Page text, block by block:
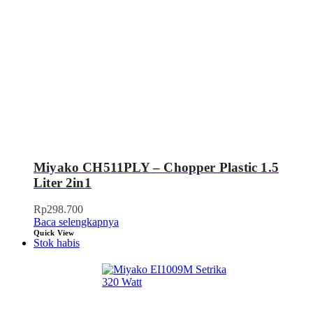
Miyako CH511PLY – Chopper Plastic 1.5
Liter 2in1
Rp298.700
Baca selengkapnya
Quick View
Stok habis